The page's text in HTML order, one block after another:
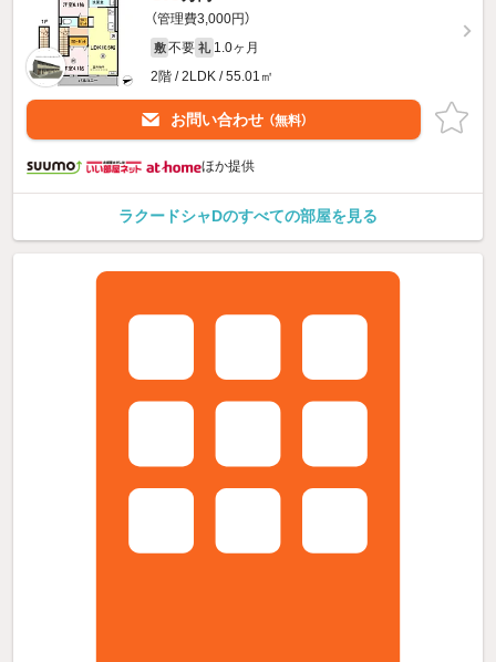
（管理費3,000円）
敷 不要 礼 1.0ヶ月
2階 / 2LDK / 55.01㎡
お問い合わせ （無料）
ほか提供
ラクードシャDのすべての部屋を見る